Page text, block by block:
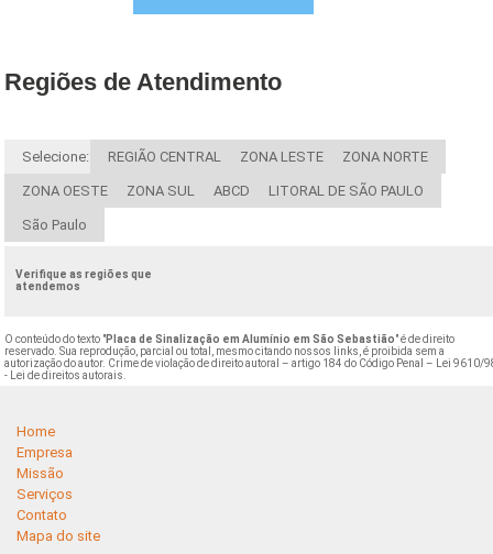
Regiões de Atendimento
Selecione: REGIÃO CENTRAL ZONA LESTE ZONA NORTE
ZONA OESTE ZONA SUL ABCD LITORAL DE SÃO PAULO
São Paulo
Verifique as regiões que
atendemos
O conteúdo do texto "Placa de Sinalização em Alumínio em São Sebastião" é de direito
reservado. Sua reprodução, parcial ou total, mesmo citando nossos links, é proibida sem a
autorização do autor. Crime de violação de direito autoral – artigo 184 do Código Penal –
Lei 9610/
- Lei de direitos autorais
Home
Empresa
Missão
Serviços
Contato
Mapa do site